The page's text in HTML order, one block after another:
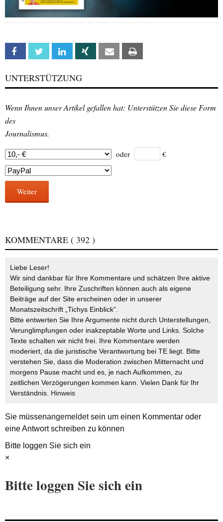
Facebook Twitter Linkedin Xing Email
UNTERSTÜTZUNG
Wenn Ihnen unser Artikel gefallen hat: Unterstützen Sie diese Form
des
Journalismus.
oder €
Weiter
KOMMENTARE ( 392 )
Liebe Leser!
Wir sind dankbar für Ihre Kommentare und schätzen Ihre aktive
Beteiligung sehr. Ihre Zuschriften können auch als eigene
Beiträge auf der Site erscheinen oder in unserer
Monatszeitschrift „Tichys Einblick“.
Bitte entwerten Sie Ihre Argumente nicht durch Unterstellungen,
Verunglimpfungen oder inakzeptable Worte und Links. Solche
Texte schalten wir nicht frei. Ihre Kommentare werden
moderiert, da die juristische Verantwortung bei TE liegt. Bitte
verstehen Sie, dass die Moderation zwischen Mitternacht und
morgens Pause macht und es, je nach Aufkommen, zu
zeitlichen Verzögerungen kommen kann. Vielen Dank für Ihr
Verständnis. Hinweis
Sie müssenangemeldetsein um einen Kommentar oder
eine Antwort schreiben zu können
Bitte loggen Sie sich ein
×
Bitte loggen Sie sich ein